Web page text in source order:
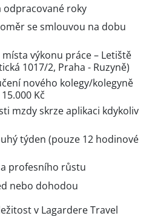
odpracované roky
se smlouvou na dobu
výkonu práce – Letiště
1017/2, Praha - Ruzyně)
nového kolegy/kolegyně
Kč
mzdy skrze aplikaci kdykoliv
týden (pouze 12 hodinové
profesního růstu
nebo dohodou
v Lagardere Travel